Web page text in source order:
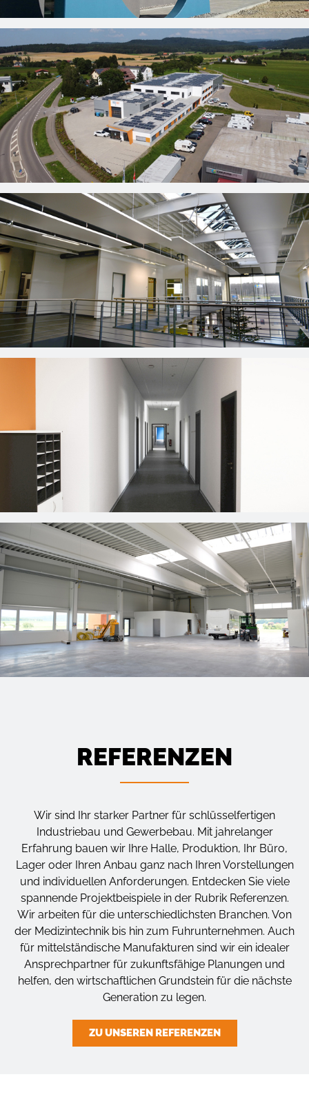
REFERENZEN
Wir sind Ihr starker Partner für schlüsselfertigen
Industriebau und Gewerbebau. Mit jahrelanger
Erfahrung bauen wir Ihre Halle, Produktion, Ihr Büro,
Lager oder Ihren Anbau ganz nach Ihren Vorstellungen
und individuellen Anforderungen. Entdecken Sie viele
spannende Projektbeispiele in der Rubrik Referenzen.
Wir arbeiten für die unterschiedlichsten Branchen. Von
der Medizintechnik bis hin zum Fuhrunternehmen. Auch
für mittelständische Manufakturen sind wir ein idealer
Ansprechpartner für zukunftsfähige Planungen und
helfen, den wirtschaftlichen Grundstein für die nächste
Generation zu legen.
ZU UNSEREN REFERENZEN